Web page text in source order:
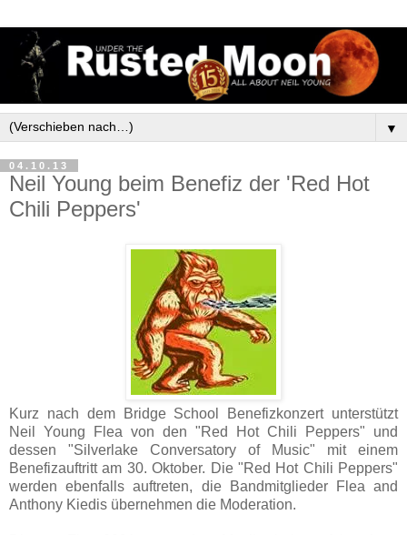
▼
04.10.13
Neil Young beim Benefiz der 'Red Hot
Chili Peppers'
Kurz nach dem Bridge School Benefizkonzert unterstützt
Neil Young Flea von den "Red Hot Chili Peppers" und
dessen "Silverlake Conversatory of Music" mit einem
Benefizauftritt am 30. Oktober. Die "Red Hot Chili Peppers"
werden ebenfalls auftreten, die Bandmitglieder Flea and
Anthony Kiedis übernehmen die Moderation.